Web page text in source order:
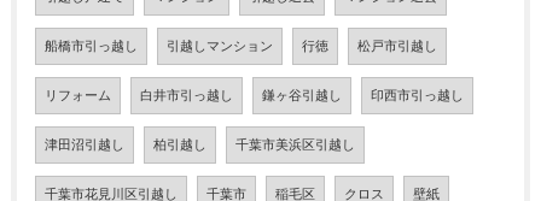
船橋市引っ越し 引越しマンション 行徳 松戸市引越し
リフォーム 白井市引っ越し 鎌ヶ谷引越し 印西市引っ越し
津田沼引越し 柏引越し 千葉市美浜区引越し
千葉市花見川区引越し 千葉市 稲毛区 クロス 壁紙